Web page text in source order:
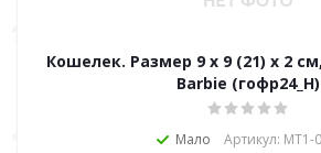
Кошелек. Размер 9 х 9 (21) х 2
Barbie (гофр24_Н)
Мало Артикул: MT1-